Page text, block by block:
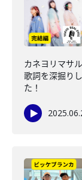
カネヨリマサ
歌詞を深掘り
た！